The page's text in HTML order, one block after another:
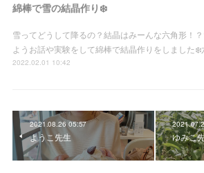
綿棒で雪の結晶作り❄️
雪ってどうして降るの？結晶はみーんな六角形！
ようお話や実験をして綿棒で結晶作りをしました❄️
2022.02.01 10:42
2021.08.26 05:57
ようこ先生 ゆみこ